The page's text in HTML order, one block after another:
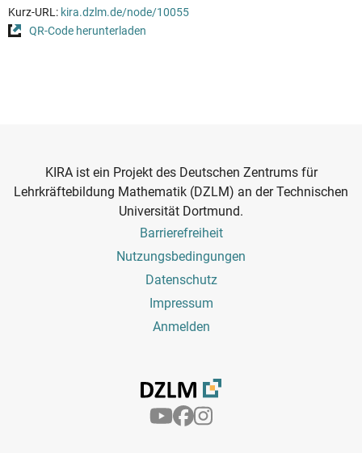
Kurz-URL: kira.dzlm.de/node/10055
QR-Code herunterladen
KIRA ist ein Projekt des Deutschen Zentrums für
Lehrkräftebildung Mathematik (DZLM) an der Technischen
Universität Dortmund.
Barrierefreiheit
Nutzungsbedingungen
Datenschutz
Impressum
Anmelden